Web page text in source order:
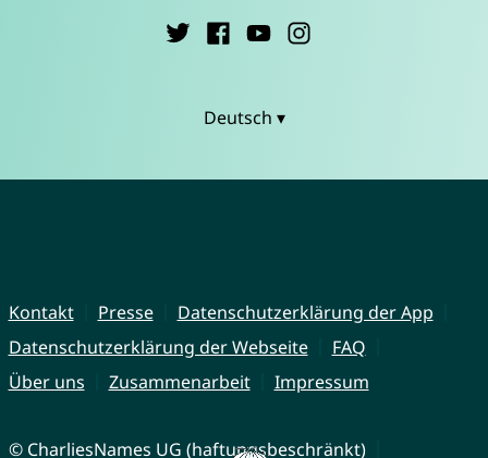
Deutsch ▾
Kontakt Presse
Datenschutzerklärung der App
Datenschutzerklärung der Webseite
FAQ
Über uns
Zusammenarbeit Impressum
© CharliesNames UG (haftungsbeschränkt)